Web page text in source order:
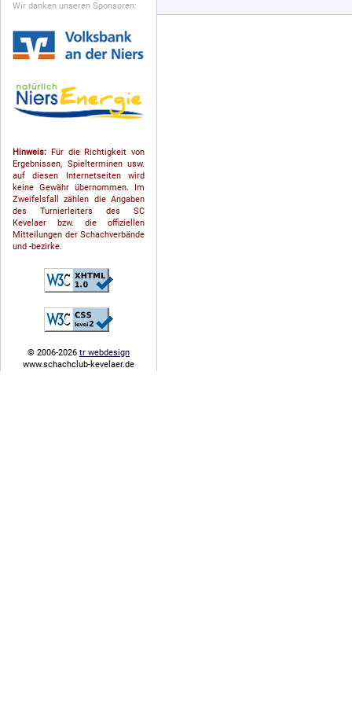
Wir danken unseren Sponsoren:
Hinweis: Für die Richtigkeit von
Ergebnissen, Spielterminen usw.
auf diesen Internetseiten wird
keine Gewähr übernommen. Im
Zweifelsfall zählen die Angaben
des Turnierleiters des SC
Kevelaer bzw. die offiziellen
Mitteilungen der Schach­ver­bände
und -bezirke.
© 2006-2026 tr webdesign
www.schachclub-kevelaer.de